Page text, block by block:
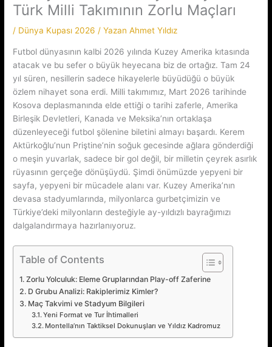
Türk Milli Takımının Zorlu Maçları
/ Dünya Kupası 2026 / Yazan Ahmet Yıldız
Futbol dünyasının kalbi 2026 yılında Kuzey Amerika kıtasında
atacak ve bu sefer o büyük heyecana biz de ortağız. Tam 24
yıl süren, nesillerin sadece hikayelerle büyüdüğü o büyük
özlem nihayet sona erdi. Milli takımımız, Mart 2026 tarihinde
Kosova deplasmanında elde ettiği o tarihi zaferle, Amerika
Birleşik Devletleri, Kanada ve Meksika’nın ortaklaşa
düzenleyeceği futbol şölenine biletini almayı başardı. Kerem
Aktürkoğlu’nun Priştine’nin soğuk gecesinde ağlara gönderdiği
o meşin yuvarlak, sadece bir gol değil, bir milletin çeyrek asırlık
rüyasının gerçeğe dönüşüydü. Şimdi önümüzde yepyeni bir
sayfa, yepyeni bir mücadele alanı var. Kuzey Amerika’nın
devasa stadyumlarında, milyonlarca gurbetçimizin ve
Türkiye’deki milyonların desteğiyle ay-yıldızlı bayrağımızı
dalgalandırmaya hazırlanıyoruz.
Table of Contents
Zorlu Yolculuk: Eleme Gruplarından Play-off Zaferine
D Grubu Analizi: Rakiplerimiz Kimler?
Maç Takvimi ve Stadyum Bilgileri
Yeni Format ve Tur İhtimalleri
Montella’nın Taktiksel Dokunuşları ve Yıldız Kadromuz